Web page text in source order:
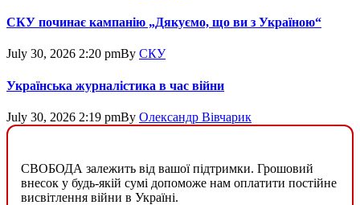
СКУ починає кампанію „Дякуємо, що ви з Україною“
July 30, 2026 2:20 pmBy СКУ
Українська журналістика в час війни
July 30, 2026 2:19 pmBy Олександр Вівчарик
СВОБОДА залежить від вашої підтримки. Грошовий
внесок у будь-якій сумі допоможе нам оплатити постійне
висвітлення війни в Україні.